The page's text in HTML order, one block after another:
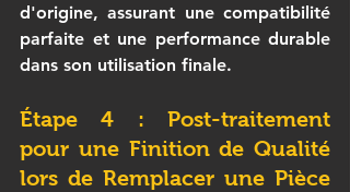
d'origine, assurant une compatibilité
parfaite et une performance durable
dans son utilisation finale.
Étape 4 : Post-traitement
pour une Finition de Qualité
lors de Remplacer une Pièce